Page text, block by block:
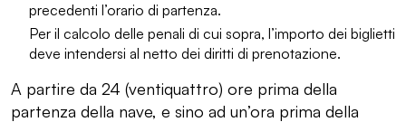
precedenti l’orario di partenza.
Per il calcolo delle penali di cui sopra, l’importo dei biglietti
deve intendersi al netto dei diritti di prenotazione.
A partire da 24 (ventiquattro) ore prima della
partenza della nave, e sino ad un’ora prima della